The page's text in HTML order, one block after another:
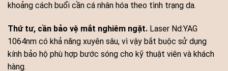
khoảng cách buổi cần cá nhân hóa theo tình trạng da.
Thứ tư, cần bảo vệ mắt nghiêm ngặt. Laser Nd:YAG
1064nm có khả năng xuyên sâu, vì vậy bắt buộc sử dụng
kính bảo hộ phù hợp bước sóng cho kỹ thuật viên và khách
hàng.